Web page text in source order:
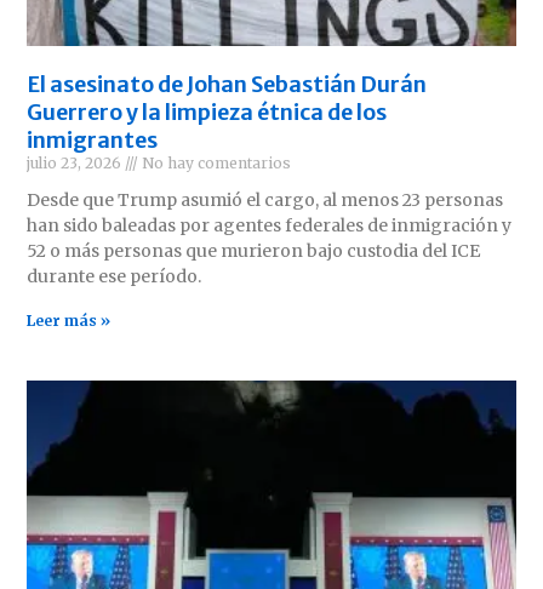
El asesinato de Johan Sebastián Durán
Guerrero y la limpieza étnica de los
inmigrantes
julio 23, 2026 No hay comentarios
Desde que Trump asumió el cargo, al menos 23 personas
han sido baleadas por agentes federales de inmigración y
52 o más personas que murieron bajo custodia del ICE
durante ese período.
Leer más »